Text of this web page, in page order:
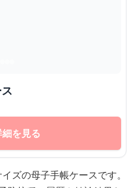
を見る
ズの母子手帳ケースです。